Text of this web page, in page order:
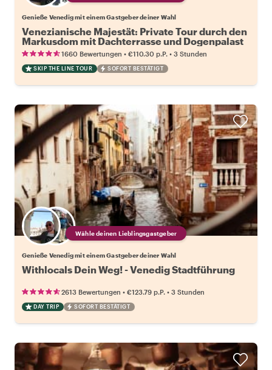
Genieße Venedig mit einem Gastgeber deiner Wahl
Venezianische Majestät: Private Tour durch den
Markusdom mit Dachterrasse und Dogenpalast
1660 Bewertungen • €110.30 p.P. • 3 Stunden
SKIP THE LINE TOUR SOFORT BESTÄTIGT
Wähle deinen Lieblingsgastgeber
Genieße Venedig mit einem Gastgeber deiner Wahl
Withlocals Dein Weg! - Venedig Stadtführung
2613 Bewertungen • €123.79 p.P. • 3 Stunden
DAY TRIP SOFORT BESTÄTIGT